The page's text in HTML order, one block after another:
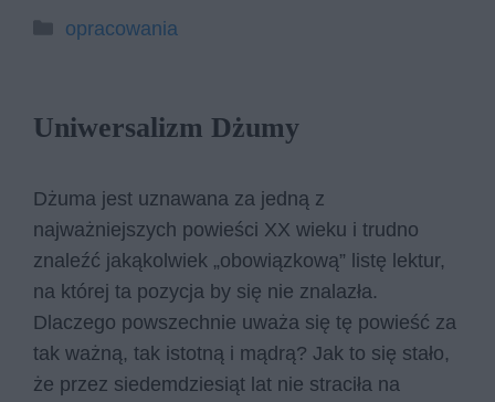
Kategorie
opracowania
Uniwersalizm Dżumy
Dżuma jest uznawana za jedną z
najważniejszych powieści XX wieku i trudno
znaleźć jakąkolwiek „obowiązkową” listę lektur,
na której ta pozycja by się nie znalazła.
Dlaczego powszechnie uważa się tę powieść za
tak ważną, tak istotną i mądrą? Jak to się stało,
że przez siedemdziesiąt lat nie straciła na